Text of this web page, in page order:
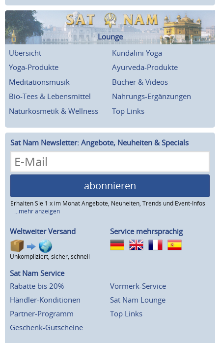
Lounge
Übersicht
Kundalini Yoga
Yoga-Produkte
Ayurveda-Produkte
Meditationsmusik
Bücher & Videos
Bio-Tees & Lebensmittel
Nahrungs-Ergänzungen
Naturkosmetik & Wellness
Top Links
Sat Nam Newsletter: Angebote, Neuheiten & Specials
abonnieren
Erhalten Sie 1 x im Monat Angebote, Neuheiten, Trends und Event-Infos
...mehr anzeigen
Weltweiter Versand
Unkompliziert, sicher, schnell
Service mehrsprachig
Sat Nam Service
Rabatte bis 20%
Händler-Konditionen
Partner-Programm
Geschenk-Gutscheine
Vormerk-Service
Sat Nam Lounge
Top Links